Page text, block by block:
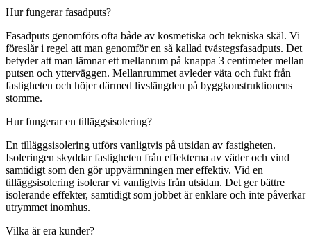
Hur fungerar fasadputs?
Fasadputs genomförs ofta både av kosmetiska och tekniska skäl. Vi
föreslår i regel att man genomför en så kallad tvåstegsfasadputs. Det
betyder att man lämnar ett mellanrum på knappa 3 centimeter mellan
putsen och ytterväggen. Mellanrummet avleder väta och fukt från
fastigheten och höjer därmed livslängden på byggkonstruktionens
stomme.
Hur fungerar en tilläggsisolering?
En tilläggsisolering utförs vanligtvis på utsidan av fastigheten.
Isoleringen skyddar fastigheten från effekterna av väder och vind
samtidigt som den gör uppvärmningen mer effektiv. Vid en
tilläggsisolering isolerar vi vanligtvis från utsidan. Det ger bättre
isolerande effekter, samtidigt som jobbet är enklare och inte påverkar
utrymmet inomhus.
Vilka är era kunder?